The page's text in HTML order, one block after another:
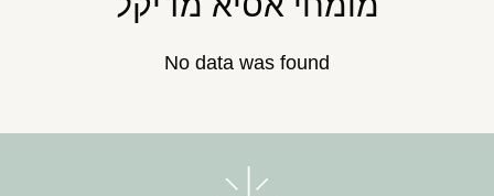
No data was found